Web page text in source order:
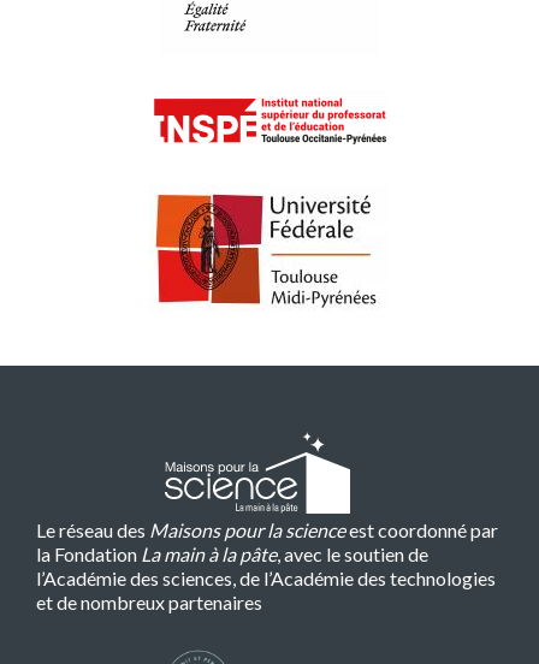
Le réseau des Maisons pour la scienceest coordonné par
la Fondation La main à la pâte, avec le soutien de
l’Académie des sciences, de l’Académie des technologies
et de nombreux partenaires